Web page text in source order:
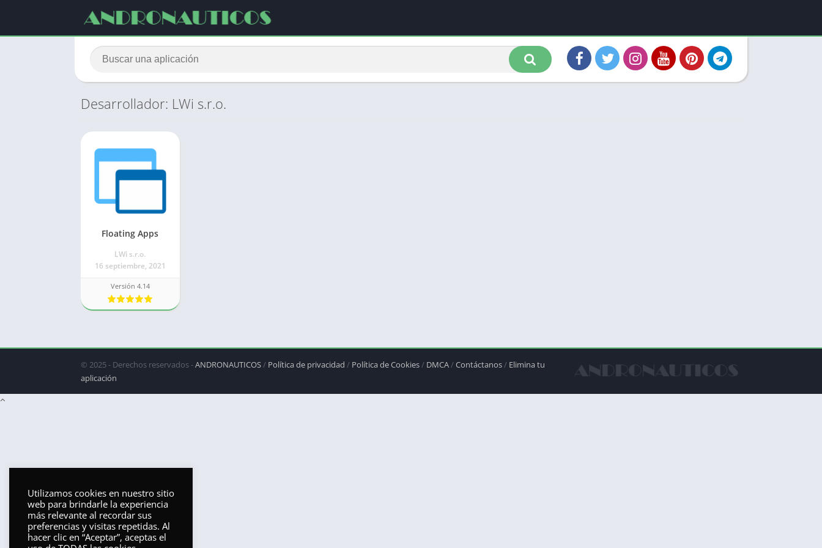
Desarrollador: LWi s.r.o.
Floating Apps
LWi s.r.o.
16 septiembre, 2021
Versión 4.14
© 2025 - Derechos reservados -ANDRONAUTICOS / Política de privacidad / Política de Cookies / DMCA /Contáctanos / Elimina tu
aplicación
Utilizamos cookies en nuestro sitio
web para brindarle la experiencia
más relevante al recordar sus
preferencias y visitas repetidas. Al
hacer clic en “Aceptar”, aceptas el